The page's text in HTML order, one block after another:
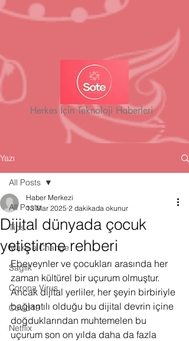
Herkes İçin Teknoloji Haberleri
Yazı
All Posts
Tips
Make a Change
Sağlık
Corona Virus
Covid19
Netflix
All Posts
Dijital dünyada çocuk
yetiştirme rehberi
Haber Merkezi
13 Mar 2025 2 dakikada okunur
Ebeveynler ve çocukları arasında her
zaman kültürel bir uçurum olmuştur.
Ancak dijital yerliler, her şeyin birbiriyle
bağlantılı olduğu bu dijital devrin içine
doğduklarından muhtemelen bu
uçurum son on yılda daha da fazla